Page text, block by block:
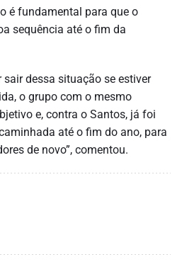
é fundamental para que o
sequência até o fim da
sair dessa situação se estiver
o grupo com o mesmo
e, contra o Santos, já foi
até o fim do ano, para
de novo”, comentou.